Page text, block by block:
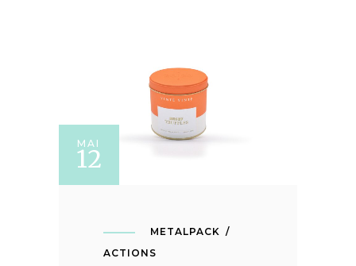
MAI
12
METALPACK
ACTIONS